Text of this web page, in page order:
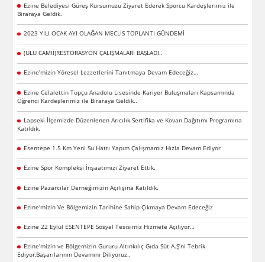
Ezine Belediyesi Güreş Kursumuzu Ziyaret Ederek Sporcu Kardeşlerimiz ile
Biraraya Geldik.
2023 YILI OCAK AYI OLAĞAN MECLİS TOPLANTI GÜNDEMİ
(ULU CAMİİ)RESTORASYON ÇALIŞMALARI BAŞLADI..
Ezine’mizin Yöresel Lezzetlerini Tanıtmaya Devam Edeceğiz…
Ezine Celalettin Topçu Anadolu Lisesinde Kariyer Buluşmaları Kapsamında
Öğrenci Kardeşlerimiz ile Biraraya Geldik..
Lapseki İlçemizde Düzenlenen Arıcılık Sertifika ve Kovan Dağıtımı Programına
Katıldık.
Esentepe 1.5 Km Yeni Su Hattı Yapım Çalışmamız Hızla Devam Ediyor
Ezine Spor Kompleksi İnşaatımızı Ziyaret Ettik.
Ezine Pazarcılar Derneğimizin Açılışına Katıldık.
Ezine'mizin Ve Bölgemizin Tarihine Sahip Çıkmaya Devam Edeceğiz
Ezine 22 Eylül ESENTEPE Sosyal Tesisimiz Hizmete Açılıyor…
Ezine’mizin ve Bölgemizin Gururu Altınkılıç Gıda Süt A.Ş’ni Tebrik
Ediyor,Başarılarının Devamını Diliyoruz..